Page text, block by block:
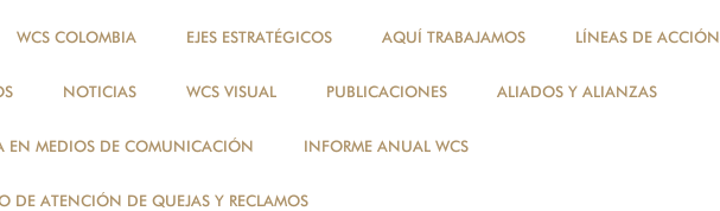
WCS COLOMBIA EJES ESTRATÉGICOS AQUÍ TRABAJAMOS LÍNEAS DE ACCIÓN
NOTICIAS WCS VISUAL PUBLICACIONES ALIADOS Y ALIANZAS
EN MEDIOS DE COMUNICACIÓN INFORME ANUAL WCS
DE ATENCIÓN DE QUEJAS Y RECLAMOS